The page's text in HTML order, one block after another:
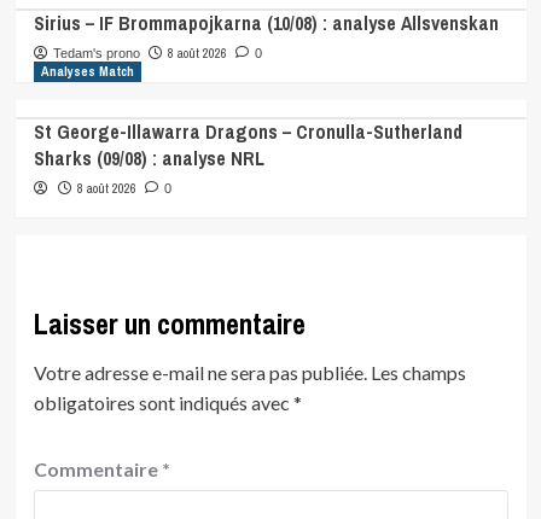
Sirius – IF Brommapojkarna (10/08) : analyse Allsvenskan
Tedam's prono 8 août 2026 0
Analyses Match
St George-Illawarra Dragons – Cronulla-Sutherland
Sharks (09/08) : analyse NRL
8 août 2026 0
Laisser un commentaire
Votre adresse e-mail ne sera pas publiée. Les champs
obligatoires sont indiqués avec *
Commentaire *